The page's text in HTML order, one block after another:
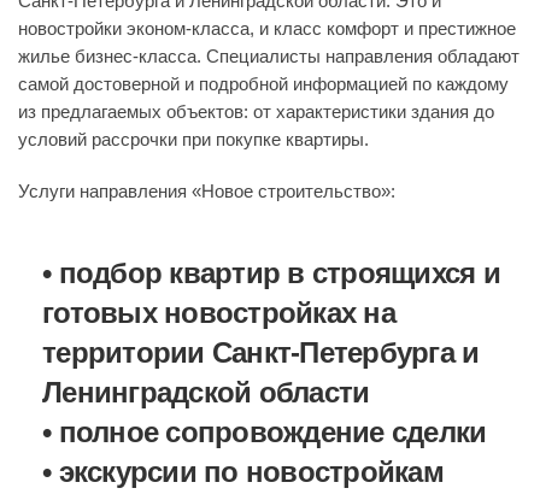
новостройки эконом-класса, и класс комфорт и престижное
жилье бизнес-класса. Специалисты направления обладают
самой достоверной и подробной информацией по каждому
из предлагаемых объектов: от характеристики здания до
условий рассрочки при покупке квартиры.
Услуги направления «Новое строительство»:
• подбор квартир в строящихся и
готовых новостройках на
территории Санкт-Петербурга и
Ленинградской области
• полное сопровождение сделки
• экскурсии по новостройкам